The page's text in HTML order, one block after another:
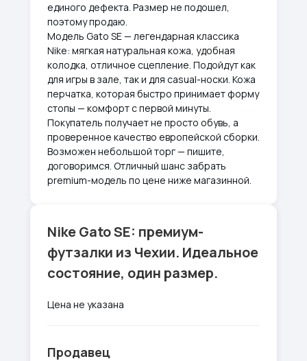
единого дефекта. Размер не подошел,
поэтому продаю.
Модель Gato SE — легендарная классика
Nike: мягкая натуральная кожа, удобная
колодка, отличное сцепление. Подойдут как
для игры в зале, так и для casual-носки. Кожа
перчатка, которая быстро принимает форму
стопы — комфорт с первой минуты.
Покупатель получает не просто обувь, а
проверенное качество европейской сборки.
Возможен небольшой торг — пишите,
договоримся. Отличный шанс забрать
premium-модель по цене ниже магазинной.
Nike Gato SE: премиум-
футзалки из Чехии. Идеальное
состояние, один размер.
Цена не указана
Продавец